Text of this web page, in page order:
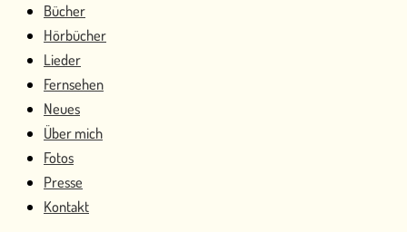
Bücher
Hörbücher
Lieder
Fernsehen
Neues
Über mich
Fotos
Presse
Kontakt